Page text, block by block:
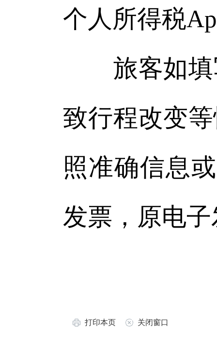
个人所得税
旅客如填
致行程改变
照准确信息
发票，原电
打印本页 关闭窗口